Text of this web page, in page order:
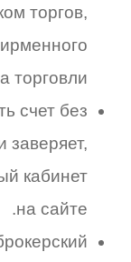
торгов,
торговли.
счет без
заверяет,
кабинет
на сайте.